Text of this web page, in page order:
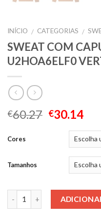
INÍCIO / CATEGORIAS /
SWEAT COM
U2HOA6ELF0
€60.27 €30.14
Cores
Tamanhos
Quantidade